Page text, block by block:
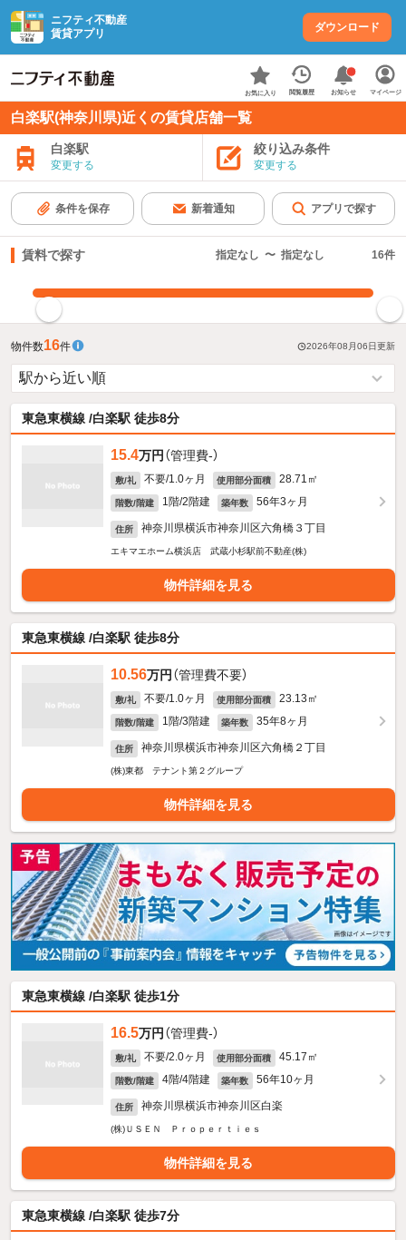
ニフティ不動産
賃貸アプリ
ダウンロード
お気に入り 閲覧履歴 お知らせ マイページ
白楽駅(神奈川県)近くの賃貸店舗一覧
白楽駅
変更する
絞り込み条件
変更する
条件を保存 新着通知 アプリで探す
賃料で探す 指定なし 〜 指定なし 16件
物件数16件 2026年08月06日更新
東急東横線 /白楽駅 徒歩8分
15.4万円 （管理費-）
敷/礼 不要/1.0ヶ月 使用部分面積 28.71㎡
階数/階建 1階/2階建 築年数 56年3ヶ月
住所 神奈川県横浜市神奈川区六角橋３丁目
エキマエホーム横浜店 武蔵小杉駅前不動産(株)
物件詳細を見る
東急東横線 /白楽駅 徒歩8分
10.56万円 （管理費不要）
敷/礼 不要/1.0ヶ月 使用部分面積 23.13㎡
階数/階建 1階/3階建 築年数 35年8ヶ月
住所 神奈川県横浜市神奈川区六角橋２丁目
(株)東都 テナント第２グループ
物件詳細を見る
東急東横線 /白楽駅 徒歩1分
16.5万円 （管理費-）
敷/礼 不要/2.0ヶ月 使用部分面積 45.17㎡
階数/階建 4階/4階建 築年数 56年10ヶ月
住所 神奈川県横浜市神奈川区白楽
(株)ＵＳＥＮ Ｐｒｏｐｅｒｔｉｅｓ
物件詳細を見る
東急東横線 /白楽駅 徒歩7分